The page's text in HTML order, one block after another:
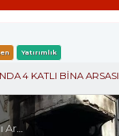
Yatırımlık
4 KATLI BINA ARSASI